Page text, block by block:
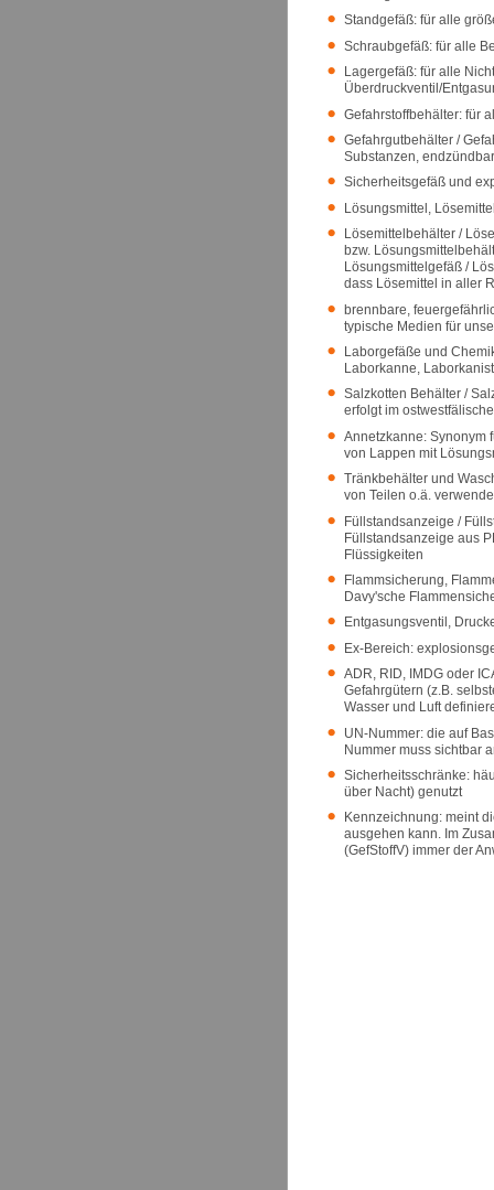
Standgefäß: für alle
Schraubgefäß: für alle
Lagergefäß: für alle
Überdruckventil/
Gefahrstoffbehälter: für
Gefahrgutbehälter /
Substanzen,
Sicherheitsgefäß und
Lösungsmittel,
Lösemittelbehälter /
bzw.
Lösungsmittelgefäß /
dass Lösemittel in aller
brennbare,
typische Medien für
Laborgefäße und
Laborkanne,
Salzkotten Behälter /
erfolgt im
Annetzkanne: Synonym
von Lappen mit
Tränkbehälter und
von Teilen o.ä.
Füllstandsanzeige /
Füllstandsanzeige aus
Flüssigkeiten
Flammsicherung,
Davy'sche
Entgasungsventil,
Ex-Bereich:
ADR, RID, IMDG oder
Gefahrgütern (z.B.
Wasser und Luft
UN-Nummer: die auf
Nummer muss sichtbar
Sicherheitsschränke:
über Nacht) genutzt
Kennzeichnung: meint
ausgehen kann. Im
(GefStoffV) immer der